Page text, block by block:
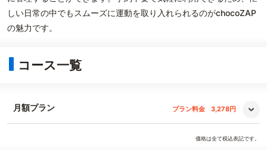
しい日常の中でもスムーズに運動を取り入れられるのがchocoZAP
の魅力です。
コース一覧
月額プラン プラン料金 3,278円
価格は全て税込表記です。